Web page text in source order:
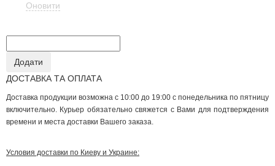
Оновити
ДОСТАВКА ТА ОПЛАТА
Доставка продукции возможна с 10:00 до 19:00 с понедельника по пятницу
включительно. Курьер обязательно свяжется с Вами для подтверждения
времени и места доставки Вашего заказа.
Условия доставки по Киеву и Украине: